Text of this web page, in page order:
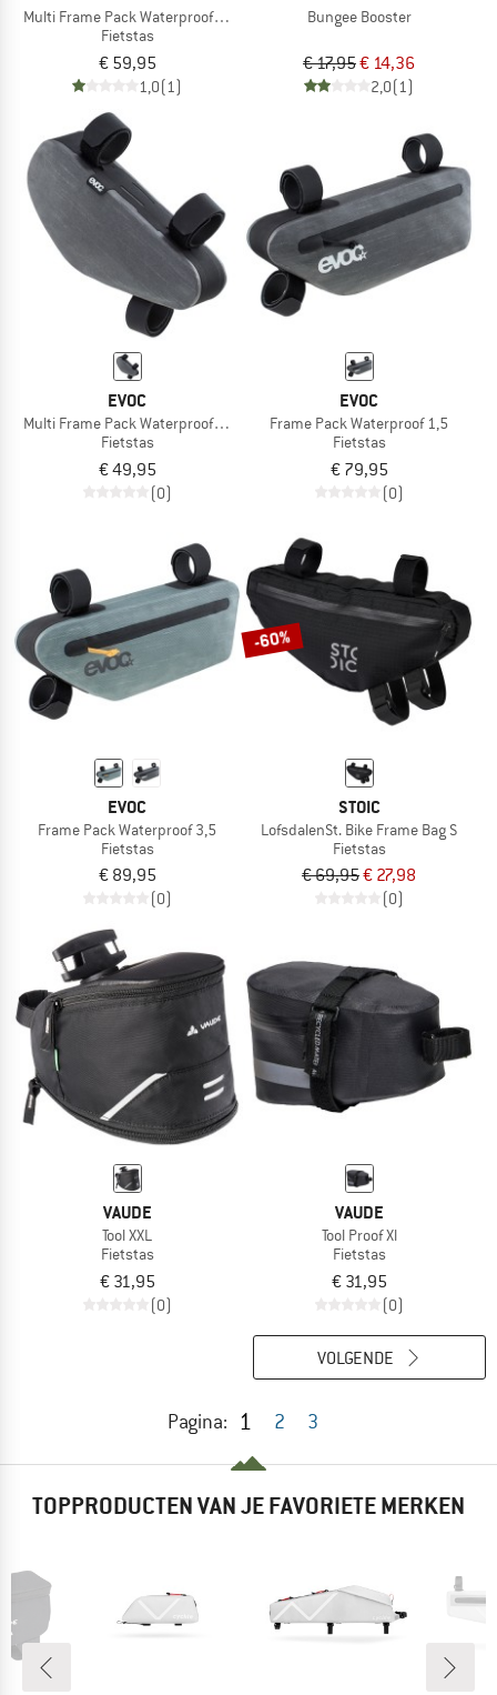
Multi Frame Pack Waterproof 1,2
Fietstas
€ 59,95
1,0(1)
Bungee Booster
€ 17,95€ 14,36
2,0(1)
EVOC
Multi Frame Pack Waterproof 0,8
Fietstas
€ 49,95
(0)
EVOC
Frame Pack Waterproof 1,5
Fietstas
€ 79,95
(0)
EVOC
Frame Pack Waterproof 3,5
Fietstas
€ 89,95
(0)
-60%
STOIC
LofsdalenSt. Bike Frame Bag S
Fietstas
€ 69,95€ 27,98
(0)
VAUDE
Tool XXL
Fietstas
€ 31,95
(0)
VAUDE
Tool Proof Xl
Fietstas
€ 31,95
(0)
Pagina: 1 2 3
VOLGENDE
TOPPRODUCTEN VAN JE FAVORIETE MERKEN